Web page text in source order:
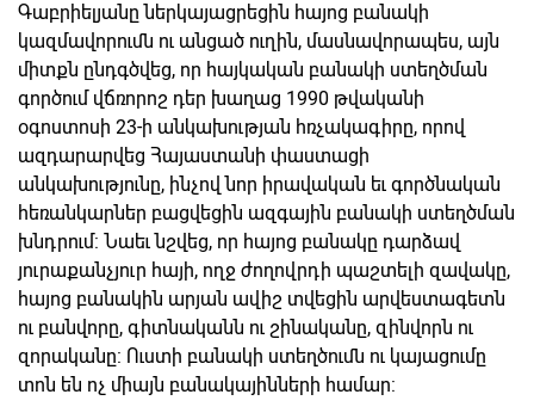
Գաբրիելյանը ներկայացրեցին հայոց բանակի
կազմավորումն ու անցած ուղին, մասնավորապես, այն
միտքն ընդգծվեց, որ հայկական բանակի ստեղծման
գործում վճռորոշ դեր խաղաց 1990 թվականի
օգոստոսի 23-ի անկախության հռչակագիրը, որով
ազդարարվեց Հայաստանի փաստացի
անկախությունը, ինչով նոր իրավական եւ գործնական
հեռանկարներ բացվեցին ազգային բանակի ստեղծման
խնդրում: Նաեւ նշվեց, որ հայոց բանակը դարձավ
յուրաքանչյուր հայի, ողջ ժողովրդի պաշտելի զավակը,
հայոց բանակին արյան ավիշ տվեցին արվեստագետն
ու բանվորը, գիտնականն ու շինականը, զինվորն ու
զորականը: Ուստի բանակի ստեղծումն ու կայացումը
տոն են ոչ միայն բանակայինների համար: